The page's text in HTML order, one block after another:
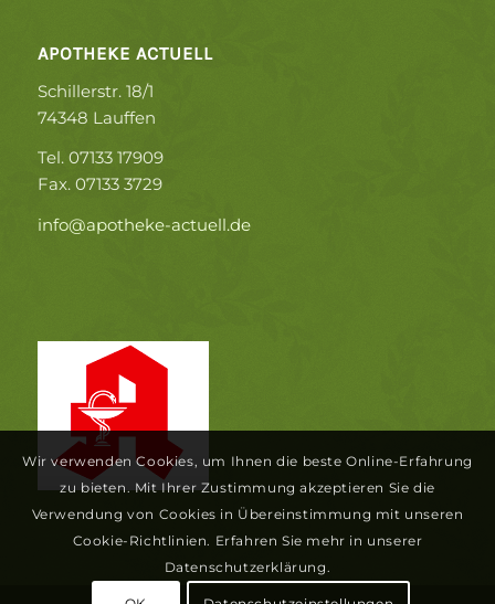
APOTHEKE ACTUELL
Schillerstr. 18/1
74348 Lauffen
Tel. 07133 17909
Fax. 07133 3729
info@apotheke-actuell.de
Wir verwenden Cookies, um Ihnen die beste Online-Erfahrung
zu bieten. Mit Ihrer Zustimmung akzeptieren Sie die
Verwendung von Cookies in Übereinstimmung mit unseren
Cookie-Richtlinien. Erfahren Sie mehr in unserer
Datenschutzerklärung.